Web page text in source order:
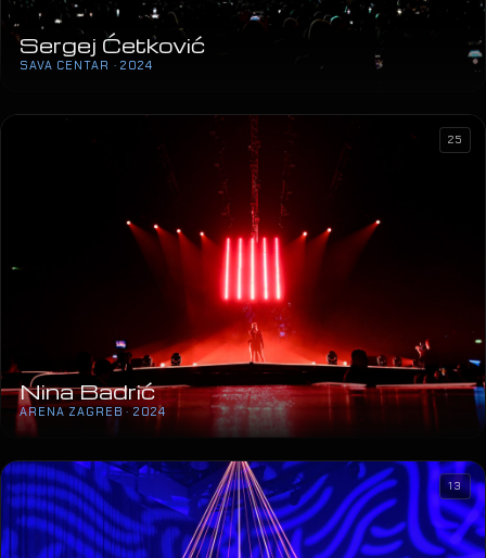
Sergej Ćetković
SAVA CENTAR · 2024
Nina Badrić
ARENA ZAGREB · 2024
25
13